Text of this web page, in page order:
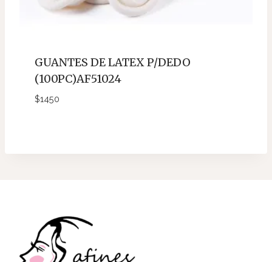
GUANTES DE LATEX P/DEDO
(100PC)AF51024
$1450